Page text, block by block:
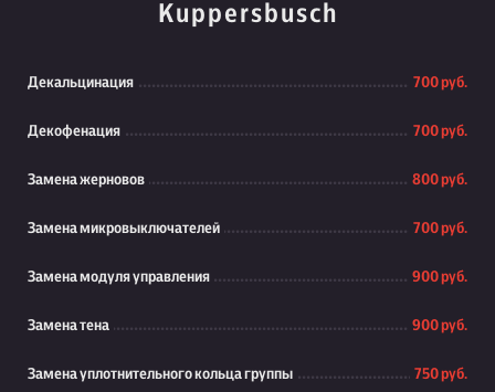
Kuppersbusch
Декальцинация 700 руб.
Декофенация 700 руб.
Замена жерновов 800 руб.
Замена микровыключателей 700 руб.
Замена модуля управления 900 руб.
Замена тена 900 руб.
Замена уплотнительного кольца группы 750 руб.